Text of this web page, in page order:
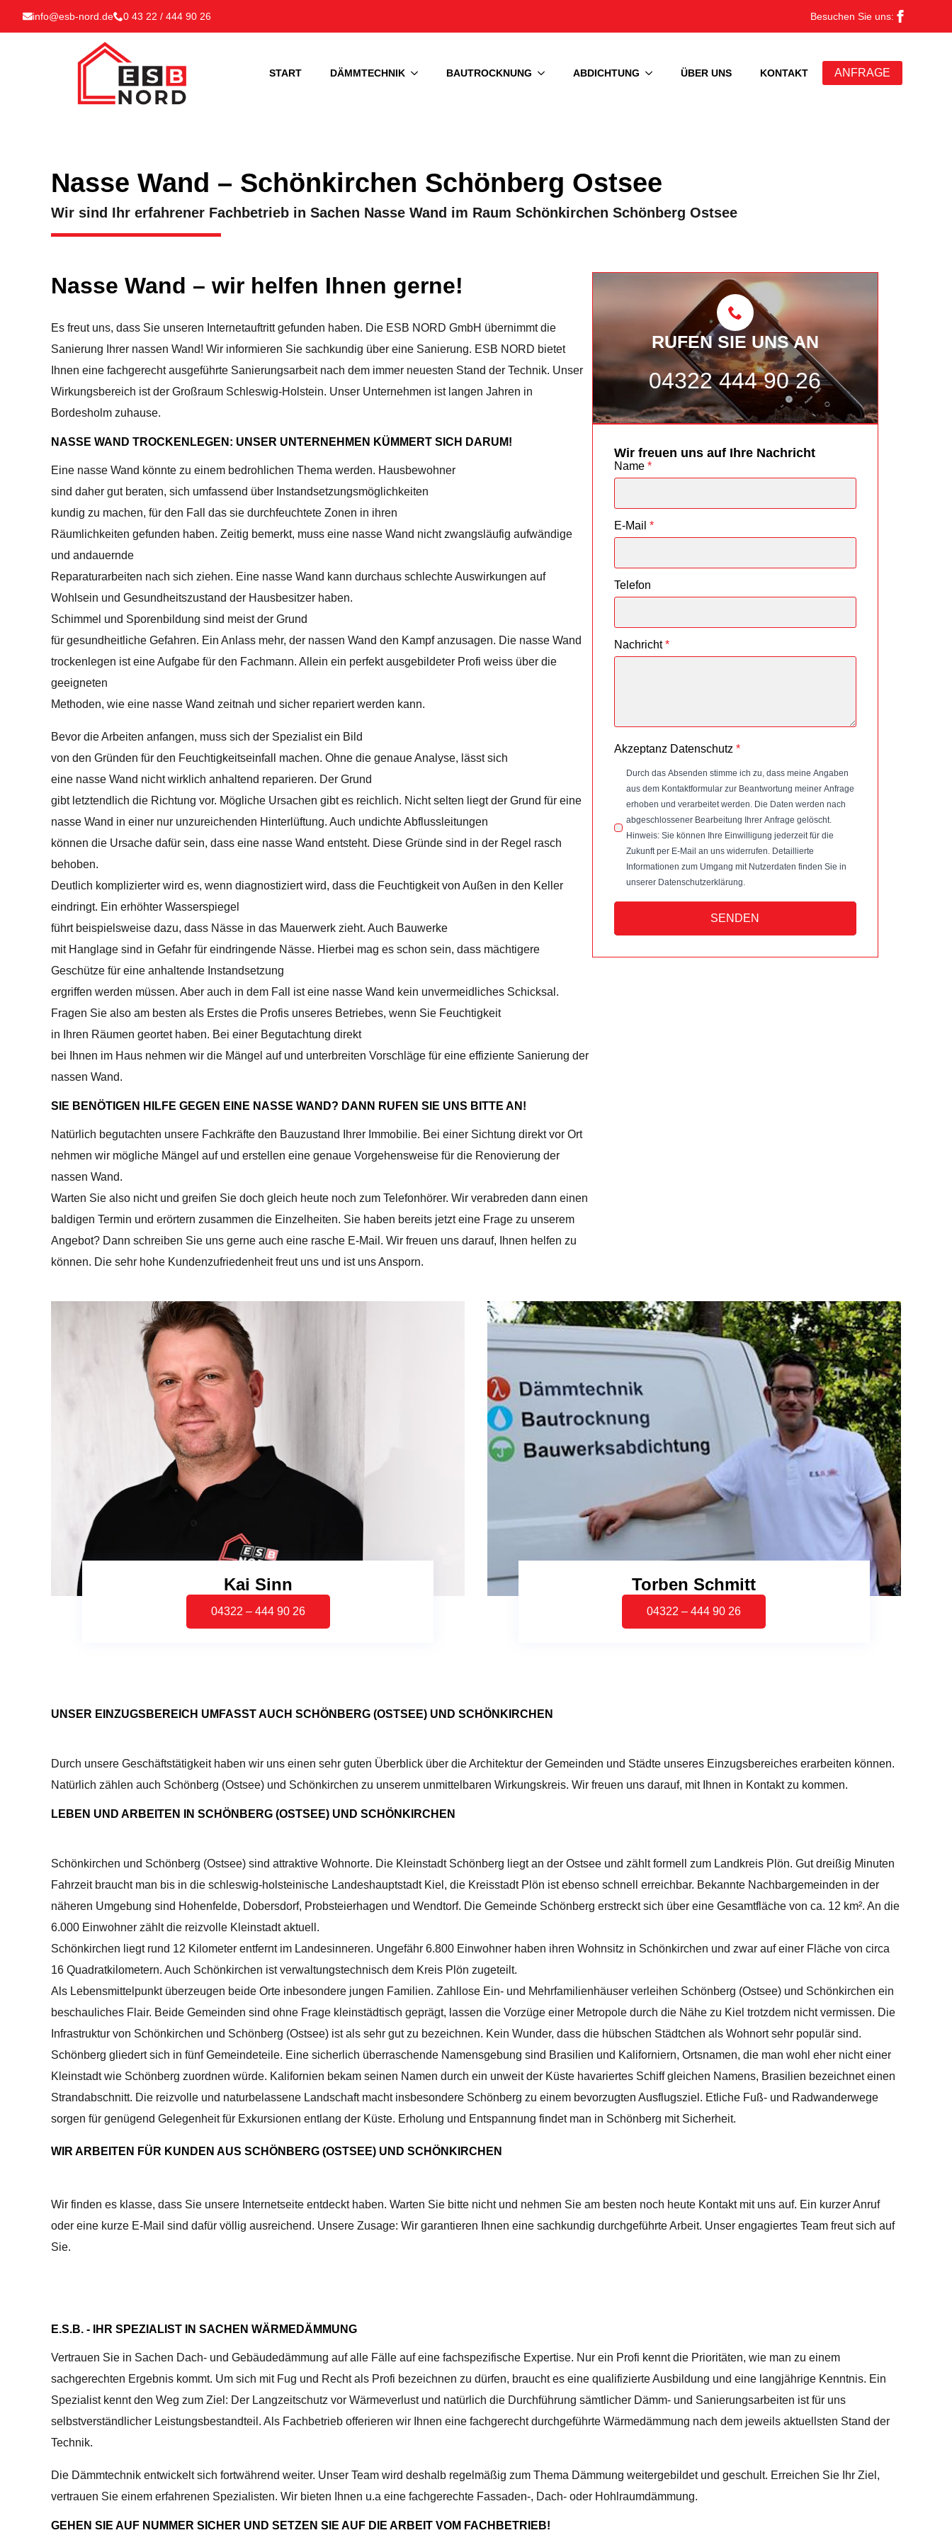
info@esb-nord.de 0 43 22 / 444 90 26 Besuchen Sie uns:
START DÄMMTECHNIK BAUTROCKNUNG ABDICHTUNG ÜBER UNS KONTAKT ANFRAGE
Nasse Wand – Schönkirchen Schönberg Ostsee
Wir sind Ihr erfahrener Fachbetrieb in Sachen Nasse Wand im Raum Schönkirchen Schönberg Ostsee
Nasse Wand – wir helfen Ihnen gerne!
Es freut uns, dass Sie unseren Internetauftritt gefunden haben. Die ESB NORD GmbH übernimmt die
Sanierung Ihrer nassen Wand! Wir informieren Sie sachkundig über eine Sanierung. ESB NORD bietet
Ihnen eine fachgerecht ausgeführte Sanierungsarbeit nach dem immer neuesten Stand der Technik. Unser
Wirkungsbereich ist der Großraum Schleswig-Holstein. Unser Unternehmen ist langen Jahren in
Bordesholm zuhause.
NASSE WAND TROCKENLEGEN: UNSER UNTERNEHMEN KÜMMERT SICH DARUM!
Eine nasse Wand könnte zu einem bedrohlichen Thema werden. Hausbewohner
sind daher gut beraten, sich umfassend über Instandsetzungsmöglichkeiten
kundig zu machen, für den Fall das sie durchfeuchtete Zonen in ihren
Räumlichkeiten gefunden haben. Zeitig bemerkt, muss eine nasse Wand nicht zwangsläufig aufwändige
und andauernde
Reparaturarbeiten nach sich ziehen. Eine nasse Wand kann durchaus schlechte Auswirkungen auf
Wohlsein und Gesundheitszustand der Hausbesitzer haben.
Schimmel und Sporenbildung sind meist der Grund
für gesundheitliche Gefahren. Ein Anlass mehr, der nassen Wand den Kampf anzusagen. Die nasse Wand
trockenlegen ist eine Aufgabe für den Fachmann. Allein ein perfekt ausgebildeter Profi weiss über die
geeigneten
Methoden, wie eine nasse Wand zeitnah und sicher repariert werden kann.
Bevor die Arbeiten anfangen, muss sich der Spezialist ein Bild
von den Gründen für den Feuchtigkeitseinfall machen. Ohne die genaue Analyse, lässt sich
eine nasse Wand nicht wirklich anhaltend reparieren. Der Grund
gibt letztendlich die Richtung vor. Mögliche Ursachen gibt es reichlich. Nicht selten liegt der Grund für eine
nasse Wand in einer nur unzureichenden Hinterlüftung. Auch undichte Abflussleitungen
können die Ursache dafür sein, dass eine nasse Wand entsteht. Diese Gründe sind in der Regel rasch
behoben.
Deutlich komplizierter wird es, wenn diagnostiziert wird, dass die Feuchtigkeit von Außen in den Keller
eindringt. Ein erhöhter Wasserspiegel
führt beispielsweise dazu, dass Nässe in das Mauerwerk zieht. Auch Bauwerke
mit Hanglage sind in Gefahr für eindringende Nässe. Hierbei mag es schon sein, dass mächtigere
Geschütze für eine anhaltende Instandsetzung
ergriffen werden müssen. Aber auch in dem Fall ist eine nasse Wand kein unvermeidliches Schicksal.
Fragen Sie also am besten als Erstes die Profis unseres Betriebes, wenn Sie Feuchtigkeit
in Ihren Räumen geortet haben. Bei einer Begutachtung direkt
bei Ihnen im Haus nehmen wir die Mängel auf und unterbreiten Vorschläge für eine effiziente Sanierung der
nassen Wand.
SIE BENÖTIGEN HILFE GEGEN EINE NASSE WAND? DANN RUFEN SIE UNS BITTE AN!
Natürlich begutachten unsere Fachkräfte den Bauzustand Ihrer Immobilie. Bei einer Sichtung direkt vor Ort
nehmen wir mögliche Mängel auf und erstellen eine genaue Vorgehensweise für die Renovierung der
nassen Wand.
Warten Sie also nicht und greifen Sie doch gleich heute noch zum Telefonhörer. Wir verabreden dann einen
baldigen Termin und erörtern zusammen die Einzelheiten. Sie haben bereits jetzt eine Frage zu unserem
Angebot? Dann schreiben Sie uns gerne auch eine rasche E-Mail. Wir freuen uns darauf, Ihnen helfen zu
können. Die sehr hohe Kundenzufriedenheit freut uns und ist uns Ansporn.
RUFEN SIE UNS AN
04322 444 90 26
Wir freuen uns auf Ihre Nachricht
Name *
E-Mail *
Telefon
Nachricht *
Akzeptanz Datenschutz *
Durch das Absenden stimme ich zu, dass meine Angaben
aus dem Kontaktformular zur Beantwortung meiner Anfrage
erhoben und verarbeitet werden. Die Daten werden nach
abgeschlossener Bearbeitung Ihrer Anfrage gelöscht.
Hinweis: Sie können Ihre Einwilligung jederzeit für die
Zukunft per E-Mail an uns widerrufen. Detaillierte
Informationen zum Umgang mit Nutzerdaten finden Sie in
unserer Datenschutzerklärung.
SENDEN
Kai Sinn
04322 – 444 90 26
Torben Schmitt
04322 – 444 90 26
UNSER EINZUGSBEREICH UMFASST AUCH SCHÖNBERG (OSTSEE) UND SCHÖNKIRCHEN
Durch unsere Geschäftstätigkeit haben wir uns einen sehr guten Überblick über die Architektur der Gemeinden und Städte unseres Einzugsbereiches erarbeiten können.
Natürlich zählen auch Schönberg (Ostsee) und Schönkirchen zu unserem unmittelbaren Wirkungskreis. Wir freuen uns darauf, mit Ihnen in Kontakt zu kommen.
LEBEN UND ARBEITEN IN SCHÖNBERG (OSTSEE) UND SCHÖNKIRCHEN
Schönkirchen und Schönberg (Ostsee) sind attraktive Wohnorte. Die Kleinstadt Schönberg liegt an der Ostsee und zählt formell zum Landkreis Plön. Gut dreißig Minuten
Fahrzeit braucht man bis in die schleswig-holsteinische Landeshauptstadt Kiel, die Kreisstadt Plön ist ebenso schnell erreichbar. Bekannte Nachbargemeinden in der
näheren Umgebung sind Hohenfelde, Dobersdorf, Probsteierhagen und Wendtorf. Die Gemeinde Schönberg erstreckt sich über eine Gesamtfläche von ca. 12 km². An die
6.000 Einwohner zählt die reizvolle Kleinstadt aktuell.
Schönkirchen liegt rund 12 Kilometer entfernt im Landesinneren. Ungefähr 6.800 Einwohner haben ihren Wohnsitz in Schönkirchen und zwar auf einer Fläche von circa
16 Quadratkilometern. Auch Schönkirchen ist verwaltungstechnisch dem Kreis Plön zugeteilt.
Als Lebensmittelpunkt überzeugen beide Orte inbesondere jungen Familien. Zahllose Ein- und Mehrfamilienhäuser verleihen Schönberg (Ostsee) und Schönkirchen ein
beschauliches Flair. Beide Gemeinden sind ohne Frage kleinstädtisch geprägt, lassen die Vorzüge einer Metropole durch die Nähe zu Kiel trotzdem nicht vermissen. Die
Infrastruktur von Schönkirchen und Schönberg (Ostsee) ist als sehr gut zu bezeichnen. Kein Wunder, dass die hübschen Städtchen als Wohnort sehr populär sind.
Schönberg gliedert sich in fünf Gemeindeteile. Eine sicherlich überraschende Namensgebung sind Brasilien und Kaliforniern, Ortsnamen, die man wohl eher nicht einer
Kleinstadt wie Schönberg zuordnen würde. Kalifornien bekam seinen Namen durch ein unweit der Küste havariertes Schiff gleichen Namens, Brasilien bezeichnet einen
Strandabschnitt. Die reizvolle und naturbelassene Landschaft macht insbesondere Schönberg zu einem bevorzugten Ausflugsziel. Etliche Fuß- und Radwanderwege
sorgen für genügend Gelegenheit für Exkursionen entlang der Küste. Erholung und Entspannung findet man in Schönberg mit Sicherheit.
WIR ARBEITEN FÜR KUNDEN AUS SCHÖNBERG (OSTSEE) UND SCHÖNKIRCHEN
Wir finden es klasse, dass Sie unsere Internetseite entdeckt haben. Warten Sie bitte nicht und nehmen Sie am besten noch heute Kontakt mit uns auf. Ein kurzer Anruf
oder eine kurze E-Mail sind dafür völlig ausreichend. Unsere Zusage: Wir garantieren Ihnen eine sachkundig durchgeführte Arbeit. Unser engagiertes Team freut sich auf
Sie.
E.S.B. - IHR SPEZIALIST IN SACHEN WÄRMEDÄMMUNG
Vertrauen Sie in Sachen Dach- und Gebäudedämmung auf alle Fälle auf eine fachspezifische Expertise. Nur ein Profi kennt die Prioritäten, wie man zu einem
sachgerechten Ergebnis kommt. Um sich mit Fug und Recht als Profi bezeichnen zu dürfen, braucht es eine qualifizierte Ausbildung und eine langjährige Kenntnis. Ein
Spezialist kennt den Weg zum Ziel: Der Langzeitschutz vor Wärmeverlust und natürlich die Durchführung sämtlicher Dämm- und Sanierungsarbeiten ist für uns
selbstverständlicher Leistungsbestandteil. Als Fachbetrieb offerieren wir Ihnen eine fachgerecht durchgeführte Wärmedämmung nach dem jeweils aktuellsten Stand der
Technik.
Die Dämmtechnik entwickelt sich fortwährend weiter. Unser Team wird deshalb regelmäßig zum Thema Dämmung weitergebildet und geschult. Erreichen Sie Ihr Ziel,
vertrauen Sie einem erfahrenen Spezialisten. Wir bieten Ihnen u.a eine fachgerechte Fassaden-, Dach- oder Hohlraumdämmung.
GEHEN SIE AUF NUMMER SICHER UND SETZEN SIE AUF DIE ARBEIT VOM FACHBETRIEB!